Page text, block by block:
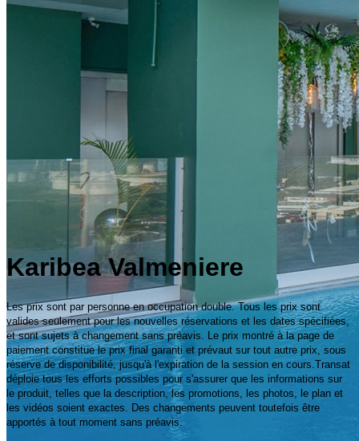
Karibea Valmeniere
Les prix sont par personne en occupation double. Tous les prix sont
valides seulement pour les nouvelles réservations et les dates spécifiées,
et sont sujets à changement sans préavis. Le prix montré à la page de
paiement constitue le prix final garanti et prévaut sur tout autre prix, sous
réserve de disponibilité, jusqu'à l'expiration de la session en cours.Transat
déploie tous les efforts possibles pour s'assurer que les informations sur
le produit, telles que la description, les promotions, les photos, le plan et
les vidéos soient exactes. Des changements peuvent toutefois être
apportés à tout moment sans préavis.